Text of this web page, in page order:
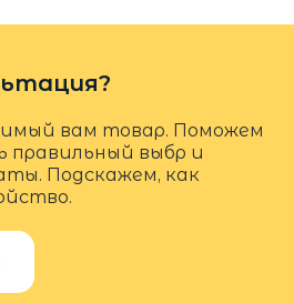
вам товар. Поможем
правильный выбр и
Подскажем, как